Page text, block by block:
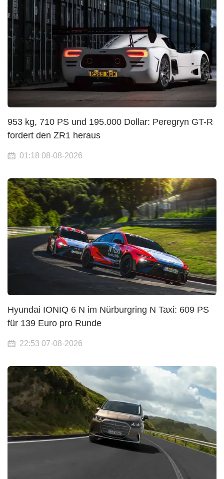
953 kg, 710 PS und 195.000 Dollar: Peregryn GT-R
fordert den ZR1 heraus
01:18 08-08-2026
Hyundai IONIQ 6 N im Nürburgring N Taxi: 609 PS
für 139 Euro pro Runde
22:53 07-08-2026